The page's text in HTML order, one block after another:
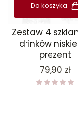
Do koszyka
Zestaw 4
drinków
prezent
Cena
79,90 zł